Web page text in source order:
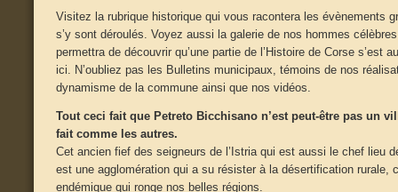
Visitez la rubrique historique qui vous racontera les évènements
s’y sont déroulés. Voyez aussi la galerie de nos hommes
permettra de découvrir qu’une partie de l’Histoire de Corse s’est
ici. N’oubliez pas les Bulletins municipaux, témoins de nos
dynamisme de la commune ainsi que nos vidéos.
Tout ceci fait que Petreto Bicchisano n’est peut-être pas un
fait comme les autres.
Cet ancien fief des seigneurs de l’Istria qui est aussi le chef lieu
est une agglomération qui a su résister à la désertification rurale,
endémique qui ronge nos belles régions.